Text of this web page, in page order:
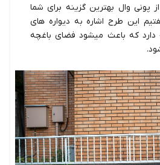
پونی وال بهترین گزینه برای شما
این طرح اشاره به دیواره های
که باعث میشود فضای باغچه